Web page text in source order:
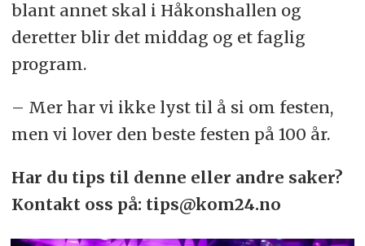
blant annet skal i Håkonshallen og
deretter blir det middag og et faglig
program.
– Mer har vi ikke lyst til å si om festen,
men vi lover den beste festen på 100 år.
Har du tips til denne eller andre saker?
Kontakt oss på: tips@kom24.no